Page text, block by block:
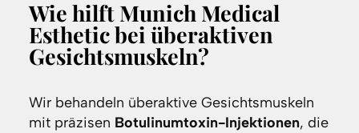
Wie hilft Munich Medical
Esthetic bei überaktiven
Gesichtsmuskeln?
Wir behandeln überaktive Gesichtsmuskeln
mit präzisen Botulinumtoxin-Injektionen, die